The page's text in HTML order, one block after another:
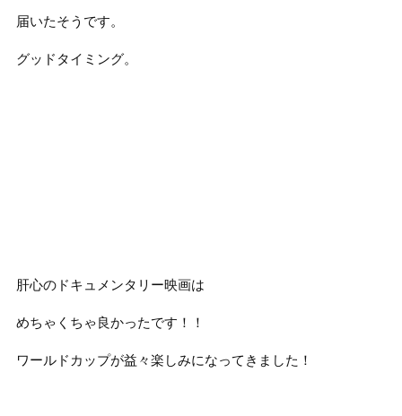
届いたそうです。
グッドタイミング。
肝心のドキュメンタリー映画は
めちゃくちゃ良かったです！！
ワールドカップが益々楽しみになってきました！